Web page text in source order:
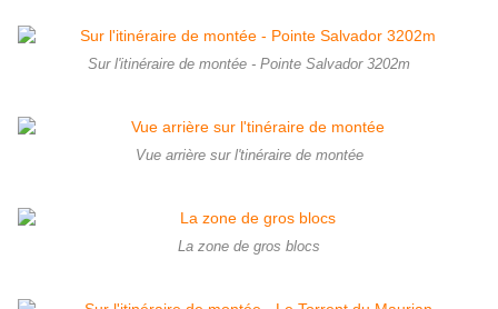
Sur l'itinéraire de montée - Pointe Salvador 3202m
Vue arrière sur l'tinéraire de montée
La zone de gros blocs